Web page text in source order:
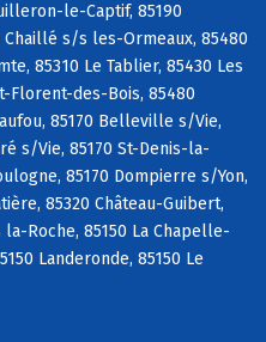
le-Captif, 85190
Chaillé s/s les-Ormeaux, 85480
85310 Le Tablier, 85430 Les
Florent-des-Bois, 85480
85170 Belleville s/Vie,
s/Vie, 85170 St-Denis-la-
85170 Dompierre s/Yon,
85320 Château-Guibert,
Roche, 85150 La Chapelle-
Landeronde, 85150 Le